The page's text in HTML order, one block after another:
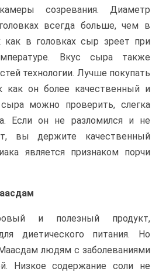
созревания. Диаметр
всегда больше, чем в
как в головках сыр зреет при
Вкус сыра также
технологии. Лучше покупать
как он более качественный и
можно проверить, слегка
Если он не разломился и не
вы держите качественный
является признаком порчи
и полезный продукт,
диетического питания. Но
людям с заболеваниями
Низкое содержание соли не